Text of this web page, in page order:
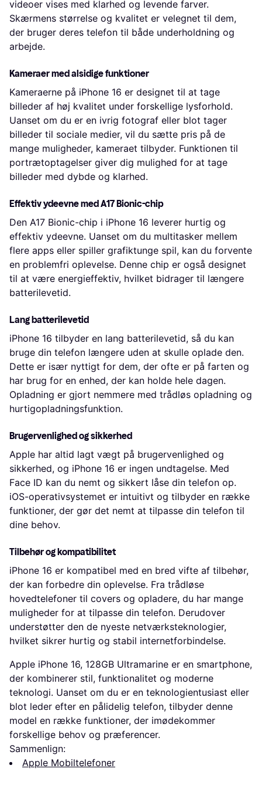
videoer vises med klarhed og levende farver.
Skærmens størrelse og kvalitet er velegnet til dem,
der bruger deres telefon til både underholdning og
arbejde.
Kameraer med alsidige funktioner
Kameraerne på iPhone 16 er designet til at tage
billeder af høj kvalitet under forskellige lysforhold.
Uanset om du er en ivrig fotograf eller blot tager
billeder til sociale medier, vil du sætte pris på de
mange muligheder, kameraet tilbyder. Funktionen til
portrætoptagelser giver dig mulighed for at tage
billeder med dybde og klarhed.
Effektiv ydeevne med A17 Bionic-chip
Den A17 Bionic-chip i iPhone 16 leverer hurtig og
effektiv ydeevne. Uanset om du multitasker mellem
flere apps eller spiller grafiktunge spil, kan du forvente
en problemfri oplevelse. Denne chip er også designet
til at være energieffektiv, hvilket bidrager til længere
batterilevetid.
Lang batterilevetid
iPhone 16 tilbyder en lang batterilevetid, så du kan
bruge din telefon længere uden at skulle oplade den.
Dette er især nyttigt for dem, der ofte er på farten og
har brug for en enhed, der kan holde hele dagen.
Opladning er gjort nemmere med trådløs opladning og
hurtigopladningsfunktion.
Brugervenlighed og sikkerhed
Apple har altid lagt vægt på brugervenlighed og
sikkerhed, og iPhone 16 er ingen undtagelse. Med
Face ID kan du nemt og sikkert låse din telefon op.
iOS-operativsystemet er intuitivt og tilbyder en række
funktioner, der gør det nemt at tilpasse din telefon til
dine behov.
Tilbehør og kompatibilitet
iPhone 16 er kompatibel med en bred vifte af tilbehør,
der kan forbedre din oplevelse. Fra trådløse
hovedtelefoner til covers og opladere, du har mange
muligheder for at tilpasse din telefon. Derudover
understøtter den de nyeste netværksteknologier,
hvilket sikrer hurtig og stabil internetforbindelse.
Apple iPhone 16, 128GB Ultramarine er en smartphone,
der kombinerer stil, funktionalitet og moderne
teknologi. Uanset om du er en teknologientusiast eller
blot leder efter en pålidelig telefon, tilbyder denne
model en række funktioner, der imødekommer
forskellige behov og præferencer.
Sammenlign:
Apple Mobiltelefoner